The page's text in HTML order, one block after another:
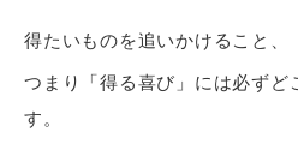
得たいものを追いかけること、
つまり「得る喜び」には必ずど
す。